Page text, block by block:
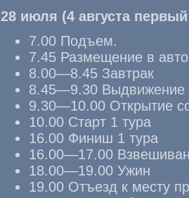
28 июля (4 августа
7.00 Подъем.
7.45 Размещение в
8.00—8.45 Завтрак
8.45—9.30 Выдвижение
9.30—10.00 Открытие
10.00 Старт 1 тура
16.00 Финиш 1 тура
16.00—17.00
18.00—19.00 Ужин
19.00 Отъезд к месту